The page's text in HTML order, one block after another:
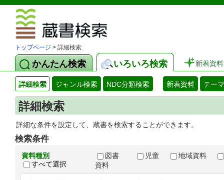
トップページ > 詳細検索
かんたん検索 いろいろ検索 新着資料
詳細検索 ジャンル検索 NDC分類検索 新着資料 テー
詳細検索
詳細な条件を設定して、蔵書を検索することができます。
検索条件
資料種別
すべて選択
図書 児童
地域資料
資料